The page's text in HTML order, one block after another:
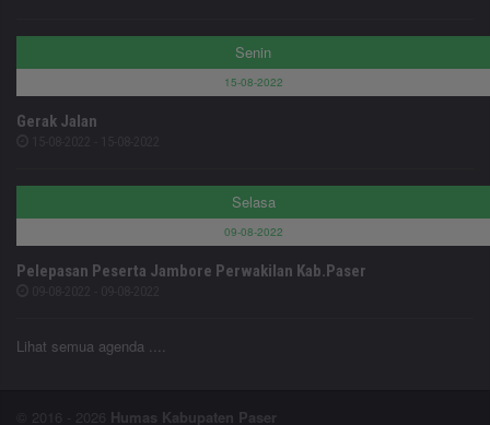
Senin
15-08-2022
Gerak Jalan
Selasa
09-08-2022
Pelepasan Peserta Jambore Perwakilan Kab.Paser
Lihat semua agenda ....
© 2016 - 2026 Humas Kabupaten Paser